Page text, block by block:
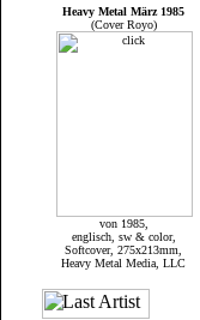
Heavy Metal März 1985
(Cover Royo)
von 1985,
englisch, sw & color,
Softcover, 275x213mm,
Heavy Metal Media, LLC